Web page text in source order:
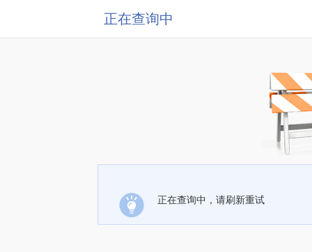
正在查询中
正在查询中，请刷新重试